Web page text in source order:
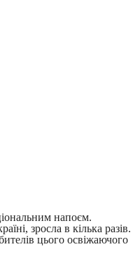
напоєм.
зросла в кілька разів.
цього освіжаючого